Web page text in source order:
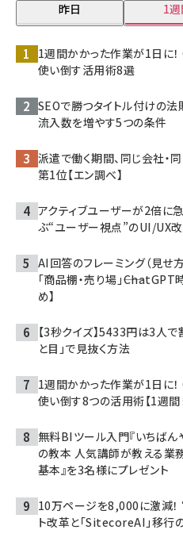
昨日 1
1週間かかった作業が1日
使い倒す活用術8選
SEOで勝つタイトル付けの法
流入数を増やす5つの条件
派遣で働く期間、同じ会社・
第1位【エン調べ】
アクティブユーザーが2倍に
ぶ“ユーザー視点”のUI/UX
AI回答のフレーミング（見せ
「商品棚・売り場」
め】
【3秒クイズ】5433円は3人
と目」で見抜く方法
1週間かかった作業が1日
使い倒す8つの活用術【1週間
無料BIツール入門『いちば
の教本 人気講師が教える業
基本』を3名様にプレゼント
10万ページを8,000に激減
ト改革と「SitecoreAI」移行